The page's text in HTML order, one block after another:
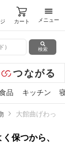
カート
メニ
メニュー
検索
つながる
品 キッチン
大館曲げわっぱ
保つから、